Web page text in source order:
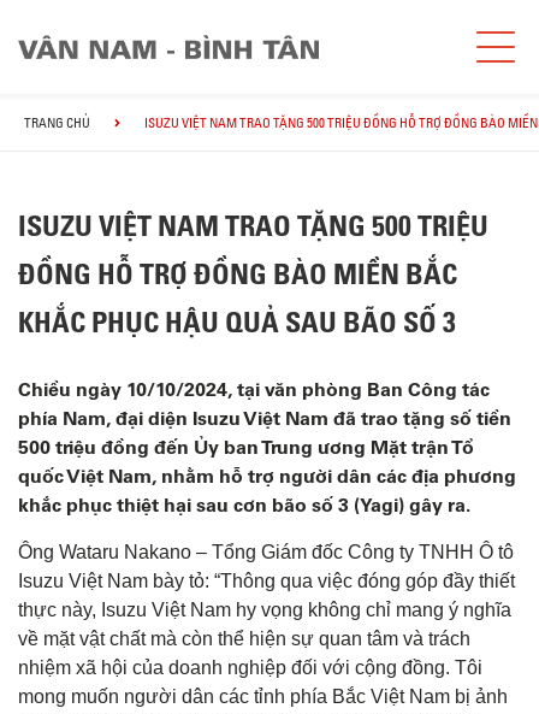
TRANG CHỦ ISUZU VIỆT NAM TRAO TẶNG 500 TRIỆU ĐỒNG HỖ TRỢ ĐỒNG BÀO
ISUZU VIỆT NAM TRAO TẶNG 500 TRIỆU
ĐỒNG HỖ TRỢ ĐỒNG BÀO MIỀN BẮC
KHẮC PHỤC HẬU QUẢ SAU BÃO SỐ 3
Chiều ngày 10/10/2024, tại văn phòng Ban Công tác
phía Nam, đại diện Isuzu Việt Nam đã trao tặng số tiền
500 triệu đồng đến Ủy ban Trung ương Mặt trận Tổ
quốc Việt Nam, nhằm hỗ trợ người dân các địa phương
khắc phục thiệt hại sau cơn bão số 3 (Yagi) gây ra.
Ông Wataru Nakano – Tổng Giám đốc Công ty TNHH Ô tô
Isuzu Việt Nam bày tỏ: “Thông qua việc đóng góp đầy thiết
thực này, Isuzu Việt Nam hy vọng không chỉ mang ý nghĩa
về mặt vật chất mà còn thể hiện sự quan tâm và trách
nhiệm xã hội của doanh nghiệp đối với cộng đồng. Tôi
mong muốn người dân các tỉnh phía Bắc Việt Nam bị ảnh